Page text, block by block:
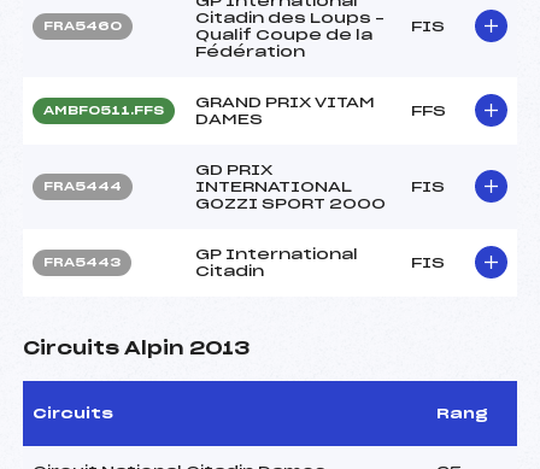
FRA5460
Citadin des Loups –
Qualif Coupe de la
Fédération
FIS
AMBF0511.FFS
GRAND PRIX VITAM
DAMES
FFS
FRA5444
GD PRIX
INTERNATIONAL
GOZZI SPORT 2000
FIS
FRA5443
GP International
Citadin
FIS
Circuits Alpin 2013
Circuits Rang